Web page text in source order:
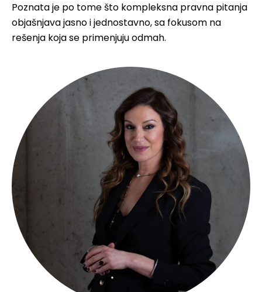
Poznata je po tome što kompleksna pravna pitanja
objašnjava jasno i jednostavno, sa fokusom na
rešenja koja se primenjuju odmah.